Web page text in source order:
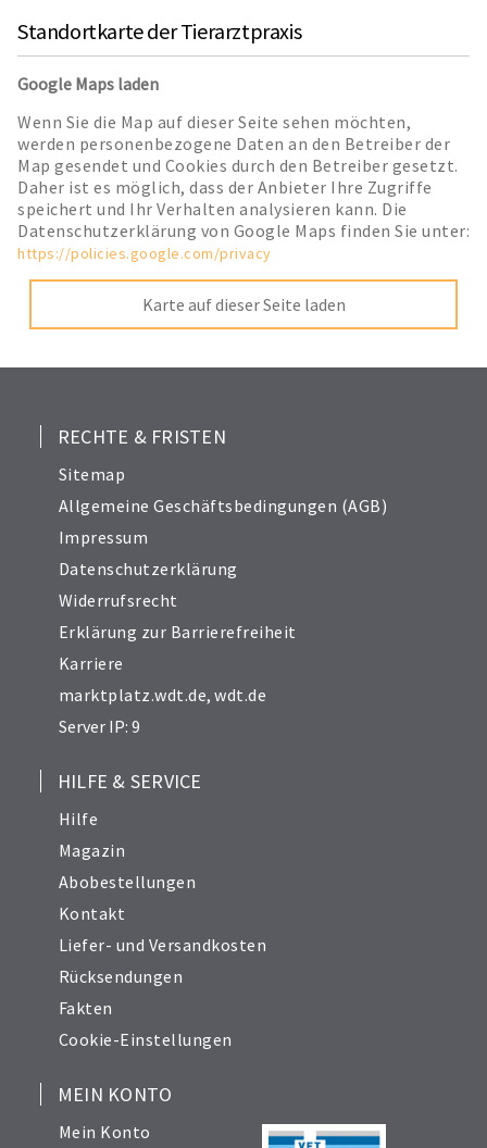
Standortkarte der Tierarztpraxis
Google Maps laden
Wenn Sie die Map auf dieser Seite sehen möchten,
werden personenbezogene Daten an den Betreiber der
Map gesendet und Cookies durch den Betreiber gesetzt.
Daher ist es möglich, dass der Anbieter Ihre Zugriffe
speichert und Ihr Verhalten analysieren kann. Die
Datenschutzerklärung von Google Maps finden Sie unter:
https://policies.google.com/privacy
Karte auf dieser Seite laden
RECHTE & FRISTEN
Sitemap
Allgemeine Geschäftsbedingungen (AGB)
Impressum
Datenschutzerklärung
Widerrufsrecht
Erklärung zur Barrierefreiheit
Karriere
marktplatz.wdt.de,wdt.de
Server IP: 9
HILFE & SERVICE
Hilfe
Magazin
Abobestellungen
Kontakt
Liefer- und Versandkosten
Rücksendungen
Fakten
Cookie-Einstellungen
MEIN KONTO
Mein Konto